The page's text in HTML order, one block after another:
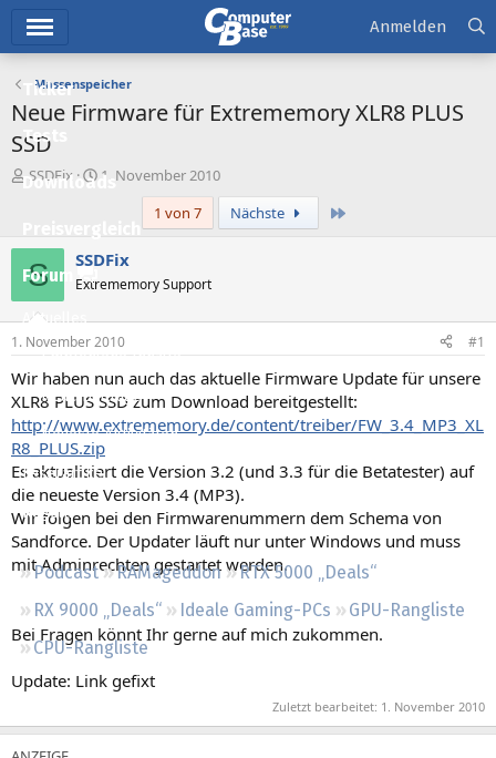
Ticker
Tests
Downloads
Forum
Aktuelles
Empfohlene Inhalte
Neue Beiträge
Neueste Aktivitäten
Leserartikel
Regeln
Podcast RAMageddon
RTX 5000 „Deals“
RX 9000 „Deals“
Ideale Gaming-PCs
GPU-Rangliste
CPU-Rangliste
Anmelden
Massenspeicher
Neue Firmware für Extrememory XLR8 PLUS
SSD
E
t
e
l
e
r
SSDFix
E
t
e
l
a
m
1. November 2010
1 von 7
Nächste
S SSDFix
Extrememory Support
1. November 2010 #1
Wir haben nun auch das aktuelle Firmware Update für unsere
XLR8 PLUS SSD zum Download bereitgestellt:
http://www.extrememory.de/content/treiber/FW_3.4_MP3_XL
R8_PLUS.zip
Es aktualisiert die Version 3.2 (und 3.3 für die Betatester) auf
die neueste Version 3.4 (MP3).
Wir folgen bei den Firmwarenummern dem Schema von
Sandforce. Der Updater läuft nur unter Windows und muss
mit Adminrechten gestartet werden.
Bei Fragen könnt Ihr gerne auf mich zukommen.
Update: Link gefixt
Zuletzt bearbeitet: 1. November 2010